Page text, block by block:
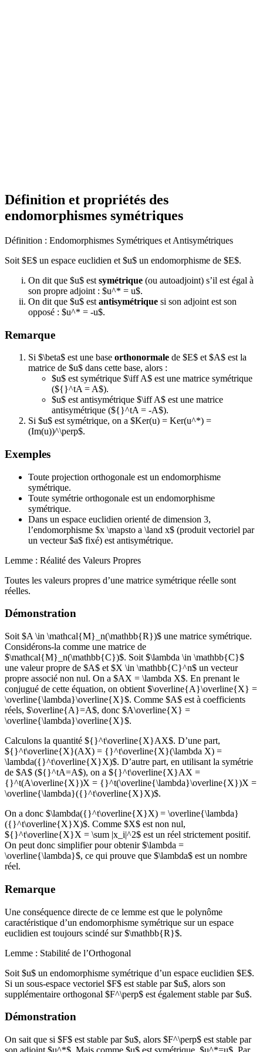
Définition et propriétés des
endomorphismes symétriques
Définition : Endomorphismes Symétriques et Antisymétriques
Soit $E$ un espace euclidien et $u$ un endomorphisme de $E$.
On dit que $u$ est symétrique (ou autoadjoint) s’il est égal à
son propre adjoint : $u^* = u$.
On dit que $u$ est antisymétrique si son adjoint est son
opposé : $u^* = -u$.
Remarque
Si $\beta$ est une base orthonormale de $E$ et $A$ est la
matrice de $u$ dans cette base, alors :
$u$ est symétrique $\iff A$ est une matrice symétrique
(${}^tA = A$).
$u$ est antisymétrique $\iff A$ est une matrice
antisymétrique (${}^tA = -A$).
Si $u$ est symétrique, on a $Ker(u) = Ker(u^*) =
(Im(u))^\perp$.
Exemples
Toute projection orthogonale est un endomorphisme
symétrique.
Toute symétrie orthogonale est un endomorphisme
symétrique.
Dans un espace euclidien orienté de dimension 3,
l’endomorphisme $x \mapsto a \land x$ (produit vectoriel par
un vecteur $a$ fixé) est antisymétrique.
Lemme : Réalité des Valeurs Propres
Toutes les valeurs propres d’une matrice symétrique réelle sont
réelles.
Démonstration
Soit $A \in \mathcal{M}_n(\mathbb{R})$ une matrice symétrique.
Considérons-la comme une matrice de
$\mathcal{M}_n(\mathbb{C})$. Soit $\lambda \in \mathbb{C}$
une valeur propre de $A$ et $X \in \mathbb{C}^n$ un vecteur
propre associé non nul. On a $AX = \lambda X$. En prenant le
conjugué de cette équation, on obtient $\overline{A}\overline{X} =
\overline{\lambda}\overline{X}$. Comme $A$ est à coefficients
réels, $\overline{A}=A$, donc $A\overline{X} =
\overline{\lambda}\overline{X}$.
Calculons la quantité ${}^t\overline{X}AX$. D’une part,
${}^t\overline{X}(AX) = {}^t\overline{X}(\lambda X) =
\lambda({}^t\overline{X}X)$. D’autre part, en utilisant la symétrie
de $A$ (${}^tA=A$), on a ${}^t\overline{X}AX =
{}^t(A\overline{X})X = {}^t(\overline{\lambda}\overline{X})X =
\overline{\lambda}({}^t\overline{X}X)$.
On a donc $\lambda({}^t\overline{X}X) = \overline{\lambda}
({}^t\overline{X}X)$. Comme $X$ est non nul,
${}^t\overline{X}X = \sum |x_i|^2$ est un réel strictement positif.
On peut donc simplifier pour obtenir $\lambda =
\overline{\lambda}$, ce qui prouve que $\lambda$ est un nombre
réel.
Remarque
Une conséquence directe de ce lemme est que le polynôme
caractéristique d’un endomorphisme symétrique sur un espace
euclidien est toujours scindé sur $\mathbb{R}$.
Lemme : Stabilité de l’Orthogonal
Soit $u$ un endomorphisme symétrique d’un espace euclidien $E$.
Si un sous-espace vectoriel $F$ est stable par $u$, alors son
supplémentaire orthogonal $F^\perp$ est également stable par $u$.
Démonstration
On sait que si $F$ est stable par $u$, alors $F^\perp$ est stable par
son adjoint $u^*$. Mais comme $u$ est symétrique, $u^*=u$. Par